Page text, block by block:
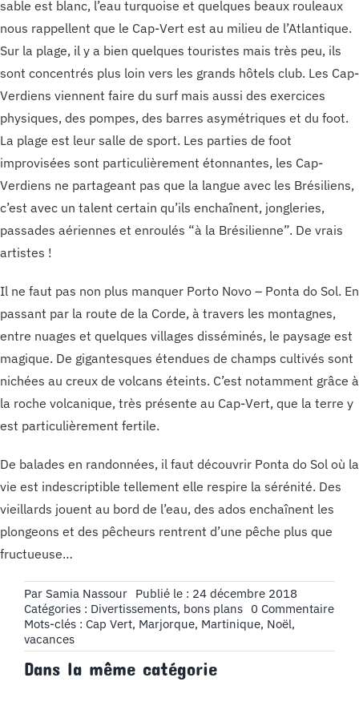
sable est blanc, l’eau turquoise et quelques beaux rouleaux
nous rappellent que le Cap-Vert est au milieu de l’Atlantique.
Sur la plage, il y a bien quelques touristes mais très peu, ils
sont concentrés plus loin vers les grands hôtels club. Les Cap-
Verdiens viennent faire du surf mais aussi des exercices
physiques, des pompes, des barres asymétriques et du foot.
La plage est leur salle de sport. Les parties de foot
improvisées sont particulièrement étonnantes, les Cap-
Verdiens ne partageant pas que la langue avec les Brésiliens,
c’est avec un talent certain qu’ils enchaînent, jongleries,
passades aériennes et enroulés “à la Brésilienne”. De vrais
artistes !
Il ne faut pas non plus manquer Porto Novo – Ponta do Sol. En
passant par la route de la Corde, à travers les montagnes,
entre nuages et quelques villages disséminés, le paysage est
magique. De gigantesques étendues de champs cultivés sont
nichées au creux de volcans éteints. C’est notamment grâce à
la roche volcanique, très présente au Cap-Vert, que la terre y
est particulièrement fertile.
De balades en randonnées, il faut découvrir Ponta do Sol où la
vie est indescriptible tellement elle respire la sérénité. Des
vieillards jouent au bord de l’eau, des ados enchaînent les
plongeons et des pêcheurs rentrent d’une pêche plus que
fructueuse…
Par Samia Nassour Publié le : 24 décembre 2018
Catégories : Divertissements, bons plans 0 Commentaireon
Mots-clés : Cap Vert, Marjorque, Martinique, Noël,
vacances
Dans la même catégorie